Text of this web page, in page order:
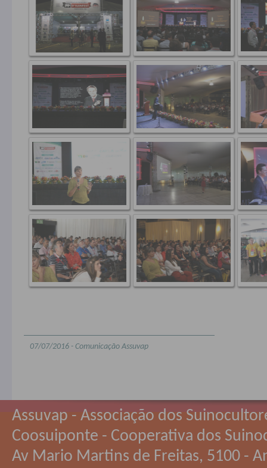
07/07/2016 - Comunicação Assuvap
Assuvap - Associação dos
Coosuiponte - Cooperativa dos
Av Mario Martins de Freitas, 5100 -